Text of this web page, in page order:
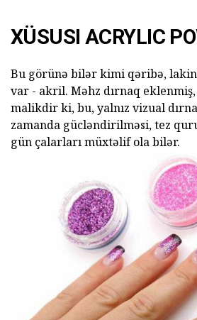
XÜSUSI ACRYLIC
Bu görünə bilər kimi qəribə, lakin
var - akril. Məhz dırnaq
malikdir ki, bu, yalnız vizual
zamanda gücləndirilməsi, tez
gün çalarları müxtəlif ola bilər.